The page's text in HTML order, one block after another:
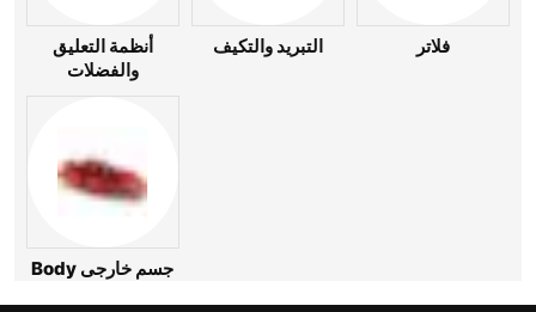
أنظمة التعليق
والفضلات
التبريد والتكيف فلاتر
Body جسم خارجى